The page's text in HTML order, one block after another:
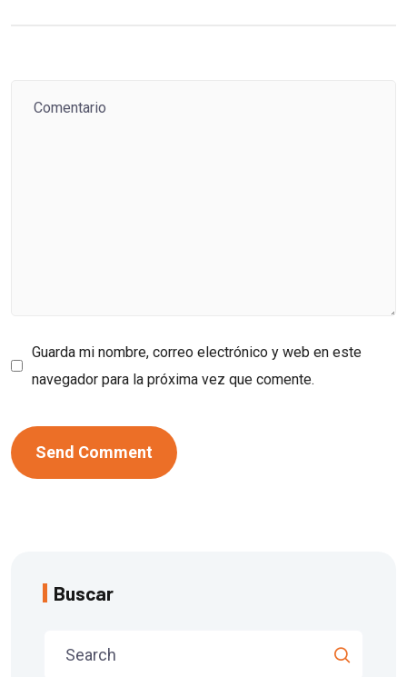
Guarda mi nombre, correo electrónico y web en este
navegador para la próxima vez que comente.
Buscar